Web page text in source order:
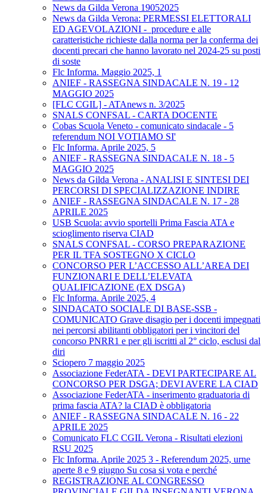
News da Gilda Verona 19052025
News da Gilda Verona: PERMESSI ELETTORALI
ED AGEVOLAZIONI - procedure e alle
caratteristiche richieste dalla norma per la conferma dei
docenti precari che hanno lavorato nel 2024-25 su posti
di soste
Flc Informa. Maggio 2025, 1
ANIEF - RASSEGNA SINDACALE N. 19 - 12
MAGGIO 2025
[FLC CGIL] - ATAnews n. 3/2025
SNALS CONFSAL - CARTA DOCENTE
Cobas Scuola Veneto - comunicato sindacale - 5
referendum NOI VOTIAMO SI'
Flc Informa. Aprile 2025, 5
ANIEF - RASSEGNA SINDACALE N. 18 - 5
MAGGIO 2025
News da Gilda Verona - ANALISI E SINTESI DEI
PERCORSI DI SPECIALIZZAZIONE INDIRE
ANIEF - RASSEGNA SINDACALE N. 17 - 28
APRILE 2025
USB Scuola: avvio sportelli Prima Fascia ATA e
scioglimento riserva CIAD
SNALS CONFSAL - CORSO PREPARAZIONE
PER IL TFA SOSTEGNO X CICLO
CONCORSO PER L’ACCESSO ALL’AREA DEI
FUNZIONARI E DELL’ELEVATA
QUALIFICAZIONE (EX DSGA)
Flc Informa. Aprile 2025, 4
SINDACATO SOCIALE DI BASE-SSB -
COMUNICATO Grave disagio per i docenti impegnati
nei percorsi abilitanti obbligatori per i vincitori del
concorso PNRR1 e per gli iscritti al 2° ciclo, esclusi dal
diri
Sciopero 7 maggio 2025
Associazione FederATA - DEVI PARTECIPARE AL
CONCORSO PER DSGA; DEVI AVERE LA CIAD
Associazione FederATA - inserimento graduatoria di
prima fascia ATA? la CIAD è obbligatoria
ANIEF - RASSEGNA SINDACALE N. 16 - 22
APRILE 2025
Comunicato FLC CGIL Verona - Risultati elezioni
RSU 2025
Flc Informa. Aprile 2025 3 - Referendum 2025, urne
aperte 8 e 9 giugno Su cosa si vota e perché
REGISTRAZIONE AL CONGRESSO